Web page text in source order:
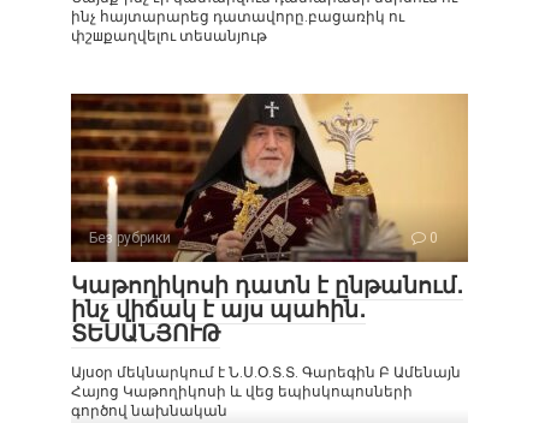
ինչ հայտարարեց դատավորը.բացառիկ ու
փշшքաղվելու տեսանյութ
Без рубрики 0
Կաթողիկոսի դատն է ընթանում․
ինչ վիճակ է այս պահին․
ՏԵՍԱՆՅՈՒԹ
Այսօր մեկնարկում է Ն.Ս.Օ.Տ.Տ. Գարեգին Բ Ամենայն
Հայոց Կաթողիկոսի և վեց եպիսկոպոսների
գործով նախնական